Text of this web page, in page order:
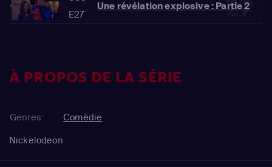
27
E27
Une révélation explosive : Partie 2
À PROPOS DE LA SÉRIE
Genres:
Comédie
Nickelodeon